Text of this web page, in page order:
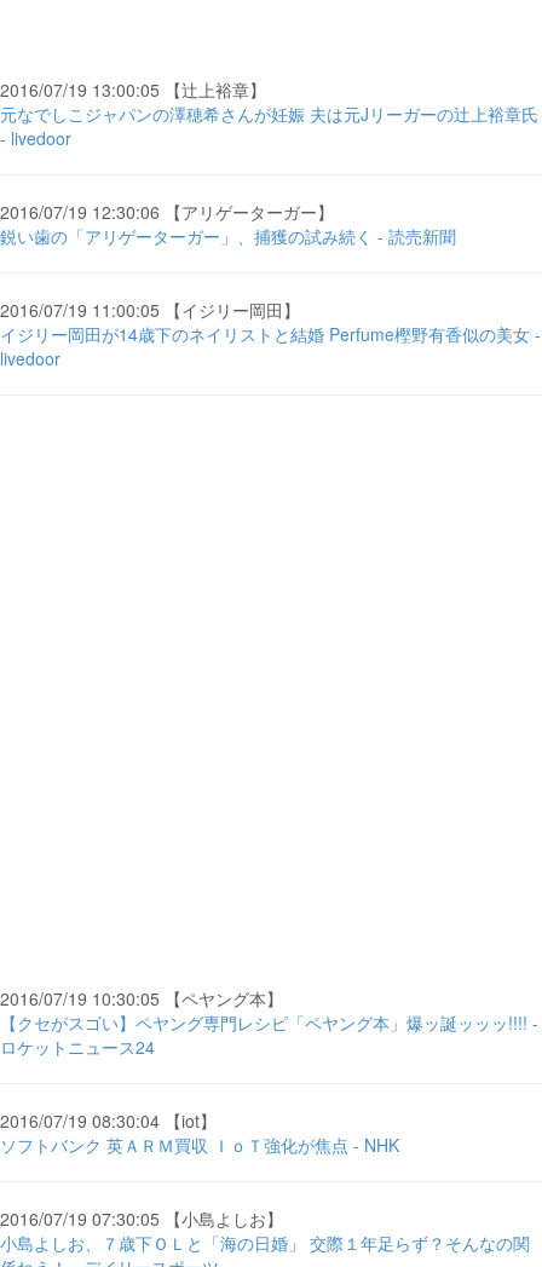
2016/07/19 13:00:05 【辻上裕章】
元なでしこジャパンの澤穂希さんが妊娠 夫は元Jリーガーの辻上裕章氏
- livedoor
2016/07/19 12:30:06 【アリゲーターガー】
鋭い歯の「アリゲーターガー」、捕獲の試み続く - 読売新聞
2016/07/19 11:00:05 【イジリー岡田】
イジリー岡田が14歳下のネイリストと結婚 Perfume樫野有香似の美女 -
livedoor
2016/07/19 10:30:05 【ペヤング本】
【クセがスゴい】ペヤング専門レシピ「ペヤング本」爆ッ誕ッッッ!!!! -
ロケットニュース24
2016/07/19 08:30:04 【iot】
ソフトバンク 英ＡＲＭ買収 ＩｏＴ強化が焦点 - NHK
2016/07/19 07:30:05 【小島よしお】
小島よしお、７歳下ＯＬと「海の日婚」 交際１年足らず？そんなの関